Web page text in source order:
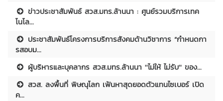
ข่าวประชาสัมพันธ์ สวส.มทร.ล้านนา : ศูนย์รวมบริการเทค
โนโล...
ประชาสัมพันธ์โครงการบริการสังคมด้านวิชาการ “กำหนดกา
รสอบม...
ผู้บริหารและบุคลากร สวส.มทร.ล้านนา ''ไม่ให้ ไม่รับ'' ของ...
สวส. ลงพื้นที่ พิษณุโลก เฟ้นหาสุดยอดตัวแทนไซเบอร์ เปิด
ค...